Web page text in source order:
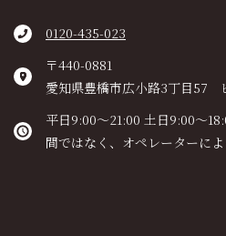
0120-435-023
〒440-0881
愛知県豊橋市広小路3丁目57
平日9:00～21:00 土日9:00～
間ではなく、オペレーターに